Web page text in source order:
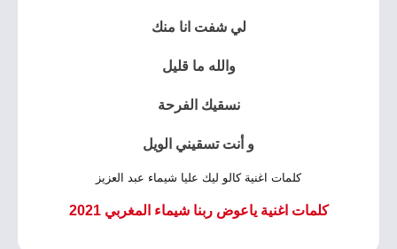
لي شفت انا منك
والله ما قليل
نسقيك الفرحة
و أنت تسقيني الويل
كلمات اغنية كالو ليك عليا شيماء عبد العزيز
كلمات اغنية ياعوض ربنا شيماء المغربي 2021